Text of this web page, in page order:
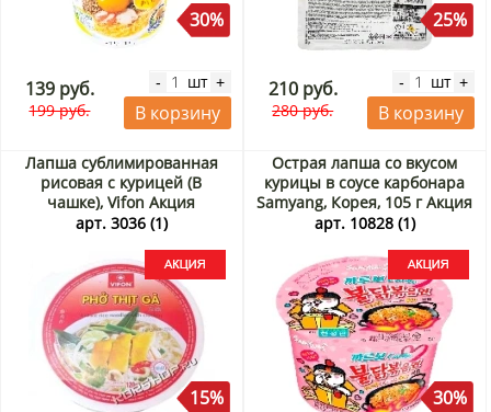
30%
139 руб.
199 руб.
- шт +
В корзину
25%
210 руб.
280 руб.
- шт +
В корзину
Лапша сублимированная
рисовая с курицей (В
чашке), Vifon Акция
арт. 3036 (1)
15%
Острая лапша со вкусом
курицы в соусе карбонара
Samyang, Корея, 105 г Акция
арт. 10828 (1)
30%